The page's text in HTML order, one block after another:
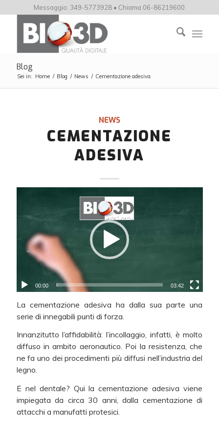
Messaggio: 349-5773928 • Chiama 06-86219600
Blog
Sei in: Home / Blog / News / Cementazione adesiva
NEWS
CEMENTAZIONE
ADESIVA
00:00 03:42
La cementazione adesiva ha dalla sua parte una
serie di innegabili punti di forza.
Innanzitutto l’affidabilità: l’incollaggio, infatti, è molto
diffuso in ambito aeronautico. Poi la resistenza, che
ne fa uno dei procedimenti più diffusi nell’industria del
legno.
E nel dentale? Qui la cementazione adesiva viene
impiegata da circa 30 anni, dalla cementazione di
attacchi a manufatti protesici.